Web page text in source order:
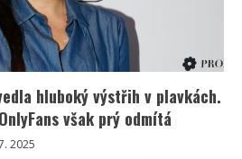
hluboký výstřih v plavkách.
však prý odmítá
2025